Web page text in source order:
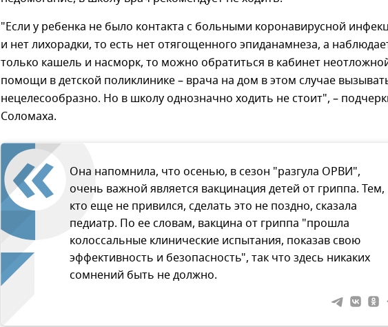
"Если у ребенка не было контакта с больными коронавирусной
и нет лихорадки, то есть нет отягощенного эпиданамнеза, а
только кашель и насморк, то можно обратиться в кабинет
помощи в детской поликлинике – врача на дом в этом случае
нецелесообразно. Но в школу однозначно ходить не стоит", –
Соломаха.
Она напомнила, что осенью, в сезон "разгула ОРВИ",
очень важной является вакцинация детей от гриппа. Тем,
кто еще не привился, сделать это не поздно, сказала
педиатр. По ее словам, вакцина от гриппа "прошла
колоссальные клинические испытания, показав свою
эффективность и безопасность", так что здесь никаких
сомнений быть не должно.